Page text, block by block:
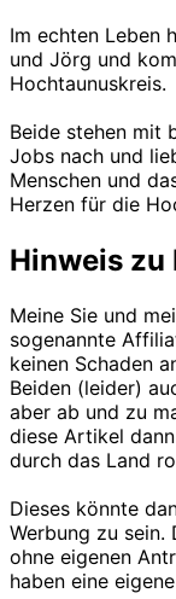
Im echten Leben
und Jörg und
Hochtaunuskreis.
Beide stehen mit
Jobs nach und
Menschen und
Herzen für die
Hinweis zu
Meine Sie und
sogenannte
keinen Schaden
Beiden (leider)
aber ab und zu
diese Artikel
durch das Land
Dieses könnte
Werbung zu sein.
ohne eigenen
haben eine